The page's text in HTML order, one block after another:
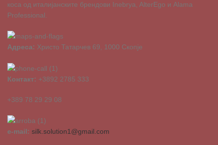
коса од италијанските брендови Inebrya, AlterEgo и Alama
Professional.
Адреса: Христо Татарчев 69, 1000 Скопје
Контакт: +3892 2785 333
+389 78 29 29 08
e-mail: silk.solution1@gmail.com